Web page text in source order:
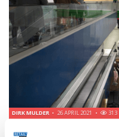
KAMPEER EN TUIN
DIRK MULDER 26 APRIL 2021 313